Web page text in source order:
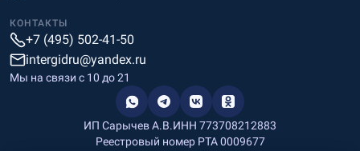
КОНТАКТЫ
+7 (495) 502-41-50
intergidru@yandex.ru
Мы на связи c 10 до 21
ИП Сарычев А.В.ИНН 773708212883
Реестровый номер РТА 0009677